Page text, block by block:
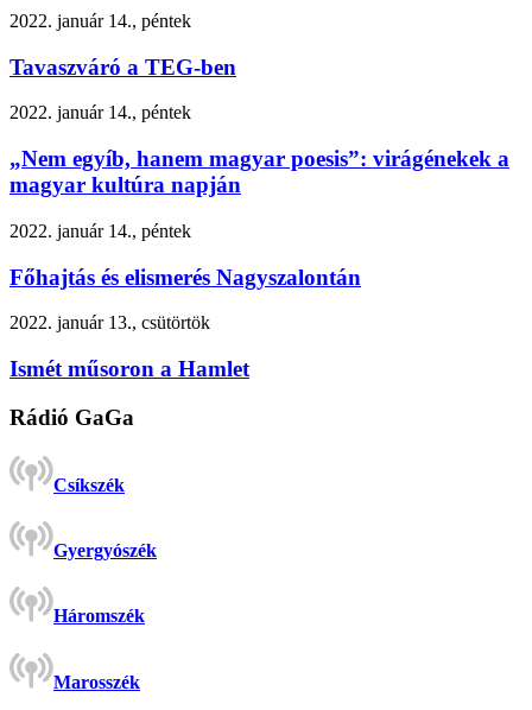
2022. január 14., péntek
Tavaszváró a TEG-ben
2022. január 14., péntek
„Nem egyíb, hanem magyar poesis”: virágénekek a
magyar kultúra napján
2022. január 14., péntek
Főhajtás és elismerés Nagyszalontán
2022. január 13., csütörtök
Ismét műsoron a Hamlet
Rádió GaGa
Csíkszék
Gyergyószék
Háromszék
Marosszék